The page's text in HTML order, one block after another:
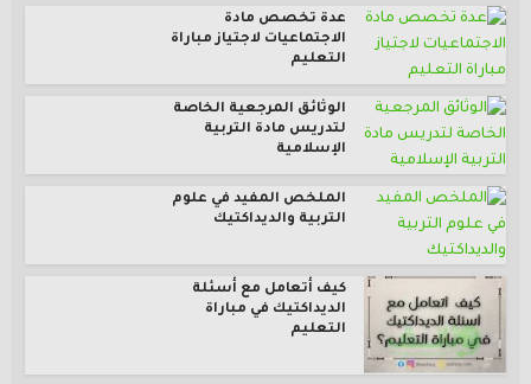
عدة تخصص مادة
الاجتماعيات لاجتياز مباراة
التعليم
الوثائق المرجعية الخاصة
لتدريس مادة التربية
الإسلامية
الملخص المفيد في علوم
التربية والديداكتيك
كيف أتعامل مع أسئلة
الديداكتيك في مباراة
التعليم